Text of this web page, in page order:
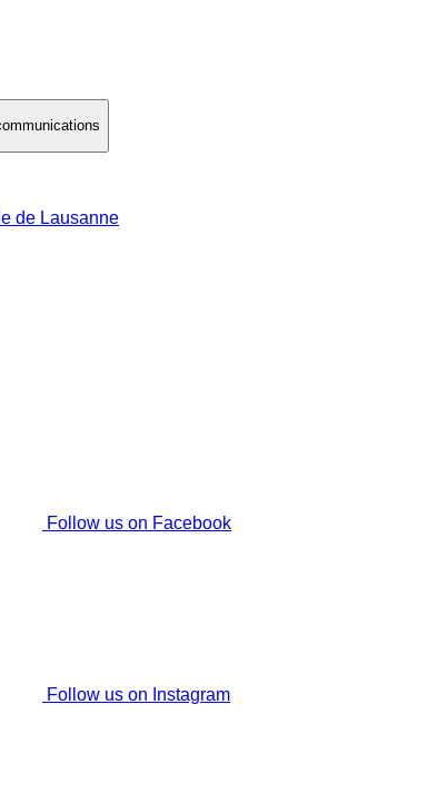
Follow us on Facebook
Follow us on Instagram